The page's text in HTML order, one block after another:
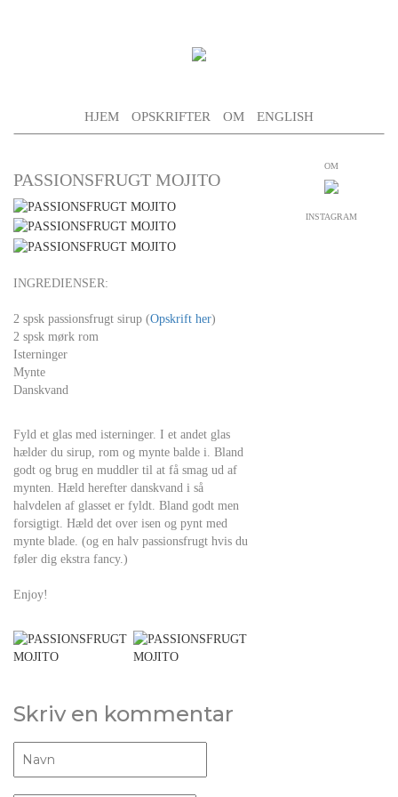
HJEM OPSKRIFTER OM ENGLISH
PASSIONSFRUGT MOJITO
INGREDIENSER:
2 spsk passionsfrugt sirup (Opskrift her)
2 spsk mørk rom
Isterninger
Mynte
Danskvand
Fyld et glas med isterninger. I et andet glas
hælder du sirup, rom og mynte balde i. Bland
godt og brug en muddler til at få smag ud af
mynten. Hæld herefter danskvand i så
halvdelen af glasset er fyldt. Bland godt men
forsigtigt. Hæld det over isen og pynt med
mynte blade. (og en halv passionsfrugt hvis du
føler dig ekstra fancy.)
Enjoy!
OM
INSTAGRAM
Skriv en kommentar